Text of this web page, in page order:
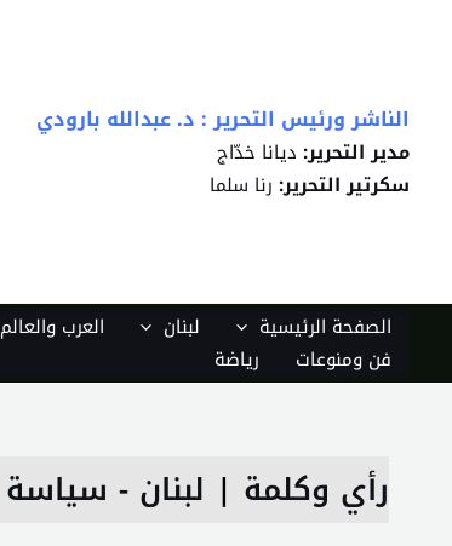
الناشر ورئيس التحرير : د. عبدالله بارودي
مدير التحرير: ديانا خدّاج
سكرتير التحرير: رنا سلما
الصفحة الرئيسية لبنان العرب والعالم
فن ومنوعات
رياضة
رأي وكلمة | لبنان - سياسة